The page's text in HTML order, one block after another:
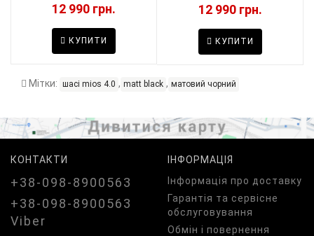
12 990 грн.
КУПИТИ
12 990 грн.
КУПИТИ
Мітки: шасі mios 4.0 , matt black , матовий чорний
КОНТАКТИ
+38-098-8900563
+38-098-8900563
Viber
ІНФОРМАЦІЯ
Iнформація про доставку
Гарантія та сервісне
обслуговування
Обмін і повернення